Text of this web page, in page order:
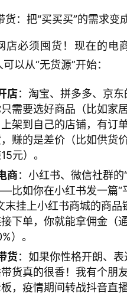
货：把“买买买”的需求变
店必须囤货！现在的电
以从“无货源”开始：
店​：淘宝、拼多多、京东
需要选好商品（比如家
架到自己的店铺，有订
赚的是差价（比如供货
元）。
商​：小红书、微信社群的
比如你在小红书发一篇“
末挂上小红书商城的商品
下单，你就能拿佣金（
）。
货​：如果你性格开朗、
货真的很香！我有个朋
，疫情期间转战抖音直